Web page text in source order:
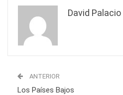
David Palacio
ANTERIOR
Los Países Bajos